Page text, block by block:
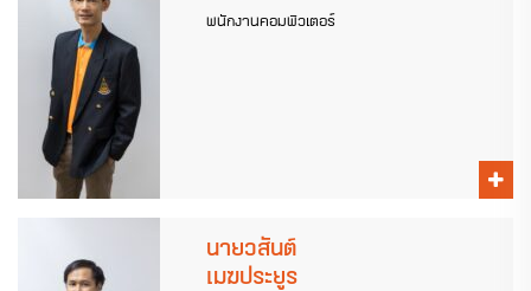
พนักงานคอมพิวเตอร์
นายวสันต์
เมฆประยูร